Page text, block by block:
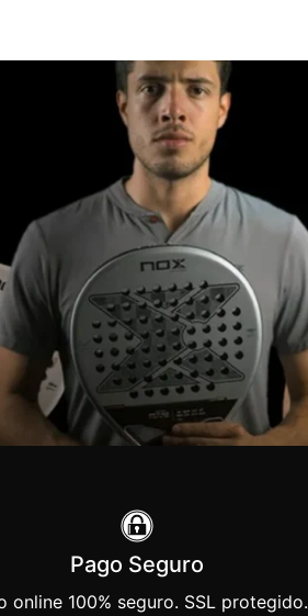
Pago Seguro
online 100% seguro. SSL protegido.